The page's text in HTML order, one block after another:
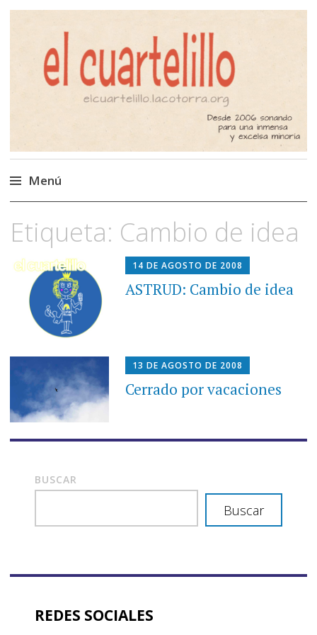
El Cuartelillo
Programa de radio de música
independiente. Podcast
Menú
al
contenido
Etiqueta: Cambio de idea
14 DE AGOSTO DE 2008
ASTRUD: Cambio de idea
13 DE AGOSTO DE 2008
Cerrado por vacaciones
BUSCAR
Buscar
REDES SOCIALES